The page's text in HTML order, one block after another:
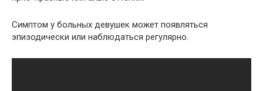
Симптом у больных девушек может появляться
эпизодически или наблюдаться регулярно.